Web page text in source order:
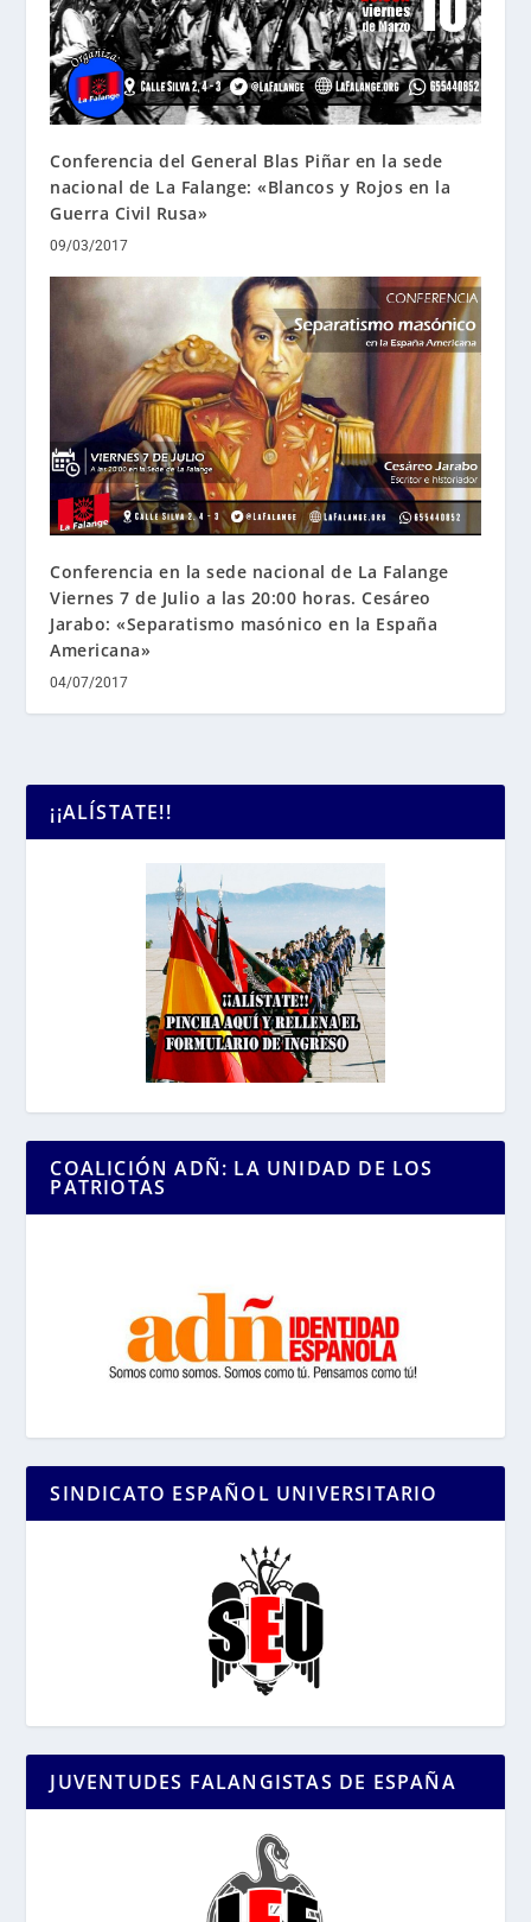
Conferencia del General Blas Piñar en la sede
nacional de La Falange: «Blancos y Rojos en la
Guerra Civil Rusa»
09/03/2017
Conferencia en la sede nacional de La Falange
Viernes 7 de Julio a las 20:00 horas. Cesáreo
Jarabo: «Separatismo masónico en la España
Americana»
04/07/2017
¡¡ALÍSTATE!!
COALICIÓN ADÑ: LA UNIDAD DE LOS
PATRIOTAS
SINDICATO ESPAÑOL UNIVERSITARIO
JUVENTUDES FALANGISTAS DE ESPAÑA